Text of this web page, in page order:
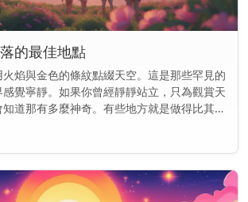
的最佳地點
焰與金色的條紋點綴天空。這是那些罕見的
覺寧靜。如果你曾經靜靜站立，只為觀賞天
道那有多麼神奇。有些地方就是做得比其他
色就像是為你而畫的一樣。 快速見解： 前